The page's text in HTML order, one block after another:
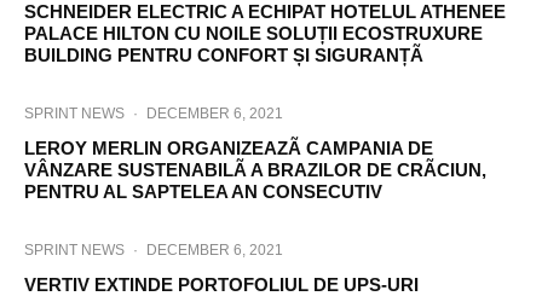
SCHNEIDER ELECTRIC A ECHIPAT HOTELUL ATHENEE
PALACE HILTON CU NOILE SOLUȚII ECOSTRUXURE
BUILDING PENTRU CONFORT ȘI SIGURANȚÃ
SPRINT NEWS · DECEMBER 6, 2021
LEROY MERLIN ORGANIZEAZÃ CAMPANIA DE
VÂNZARE SUSTENABILÃ A BRAZILOR DE CRÃCIUN,
PENTRU AL SAPTELEA AN CONSECUTIV
SPRINT NEWS · DECEMBER 6, 2021
VERTIV EXTINDE PORTOFOLIUL DE UPS-URI